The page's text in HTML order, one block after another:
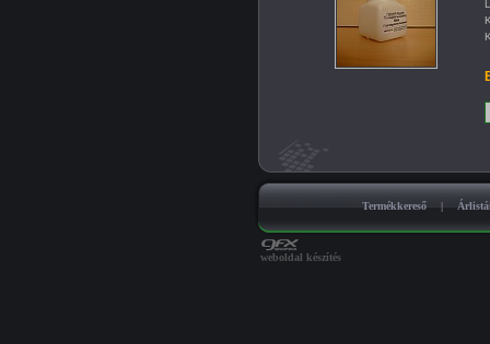
Termékkereső |
weboldal készítés